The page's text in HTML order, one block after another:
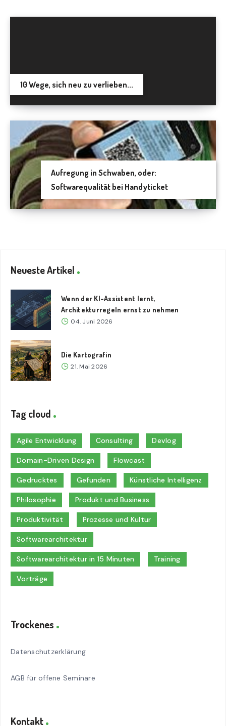
10 Wege, sich neu zu verlieben...
Aufregung in Schwaben, oder:
Softwarequalität bei Handyticket
Neueste Artikel
Wenn der KI-Assistent lernt,
Architekturregeln ernst zu nehmen
04. Juni 2026
Die Kartografin
21. Mai 2026
Tag cloud
Agile Entwicklung Consulting Devlog
Domain-Driven Design Flowcast
Gedrucktes Gefunden Künstliche Intelligenz
Philosophie Produkt und Business
Produktivität Prozesse und Kultur
Softwarearchitektur
Softwarearchitektur in 15 Minuten Training
Vorträge
Trockenes
Datenschutzerklärung
AGB für offene Seminare
Kontakt